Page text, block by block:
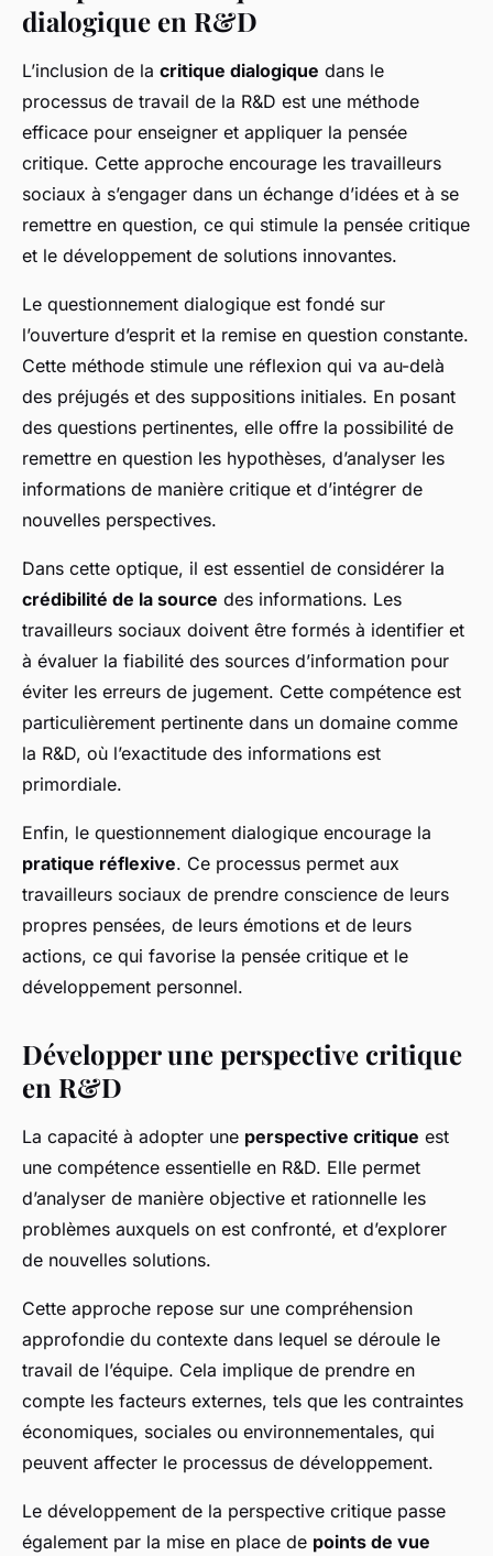
dialogique en R&D
L’inclusion de la critique dialogique dans le
processus de travail de la R&D est une méthode
efficace pour enseigner et appliquer la pensée
critique. Cette approche encourage les travailleurs
sociaux à s’engager dans un échange d’idées et à se
remettre en question, ce qui stimule la pensée critique
et le développement de solutions innovantes.
Le questionnement dialogique est fondé sur
l’ouverture d’esprit et la remise en question constante.
Cette méthode stimule une réflexion qui va au-delà
des préjugés et des suppositions initiales. En posant
des questions pertinentes, elle offre la possibilité de
remettre en question les hypothèses, d’analyser les
informations de manière critique et d’intégrer de
nouvelles perspectives.
Dans cette optique, il est essentiel de considérer la
crédibilité de la source des informations. Les
travailleurs sociaux doivent être formés à identifier et
à évaluer la fiabilité des sources d’information pour
éviter les erreurs de jugement. Cette compétence est
particulièrement pertinente dans un domaine comme
la R&D, où l’exactitude des informations est
primordiale.
Enfin, le questionnement dialogique encourage la
pratique réflexive. Ce processus permet aux
travailleurs sociaux de prendre conscience de leurs
propres pensées, de leurs émotions et de leurs
actions, ce qui favorise la pensée critique et le
développement personnel.
Développer une perspective critique
en R&D
La capacité à adopter une perspective critique est
une compétence essentielle en R&D. Elle permet
d’analyser de manière objective et rationnelle les
problèmes auxquels on est confronté, et d’explorer
de nouvelles solutions.
Cette approche repose sur une compréhension
approfondie du contexte dans lequel se déroule le
travail de l’équipe. Cela implique de prendre en
compte les facteurs externes, tels que les contraintes
économiques, sociales ou environnementales, qui
peuvent affecter le processus de développement.
Le développement de la perspective critique passe
également par la mise en place de points de vue